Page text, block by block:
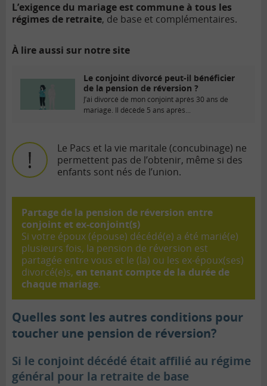
L’exigence du mariage est commune à tous les
régimes de retraite, de base et complémentaires.
À lire aussi sur notre site
Le conjoint divorcé peut-il bénéficier
de la pension de réversion ?
J’ai divorcé de mon conjoint après 30 ans de
mariage. Il décède 5 ans après...
Le Pacs et la vie maritale (concubinage) ne
permettent pas de l’obtenir, même si des
enfants sont nés de l’union.
Partage de la pension de réversion entre
conjoint et ex-conjoint(s)
Si votre époux (épouse) décédé(e) a été marié(e)
plusieurs fois, la pension de réversion est
partagée entre vous et le (la) ou les ex-époux(ses)
divorcé(e)s, en tenant compte de la durée de
chaque mariage.
Quelles sont les autres conditions pour
toucher une pension de réversion?
Si le conjoint décédé était affilié au régime
général pour la retraite de base